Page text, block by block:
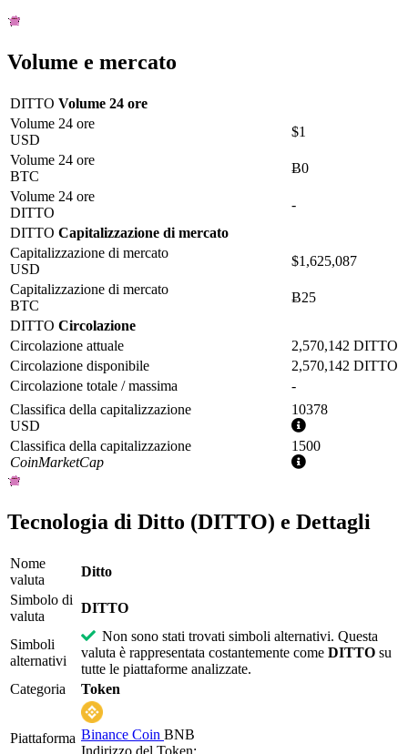
Volume e mercato
DITTO Volume 24 ore
Volume 24 ore
USD
$1
Volume 24 ore
BTC
Ƀ0
Volume 24 ore
DITTO
-
DITTO Capitalizzazione di mercato
Capitalizzazione di mercato
USD
$1,625,087
Capitalizzazione di mercato
BTC
Ƀ25
DITTO Circolazione
Circolazione attuale
2,570,142 DITTO
Circolazione disponibile
2,570,142 DITTO
Circolazione totale / massima
-
Classifica della capitalizzazione
USD
10378
Ulteriori
informazioni
Classifica della capitalizzazione
CoinMarketCap
1500
Ulteriori
Tecnologia di Ditto (DITTO) e Dettagli
Nome
valuta
Ditto
Simbolo di
valuta
DITTO
Simboli
alternativi
Non sono stati trovati simboli alternativi. Questa
valuta è rappresentata costantemente come DITTO su
tutte le piattaforme analizzate.
Categoria
Token
Piattaforma Binance Coin BNB
Indirizzo del Token: